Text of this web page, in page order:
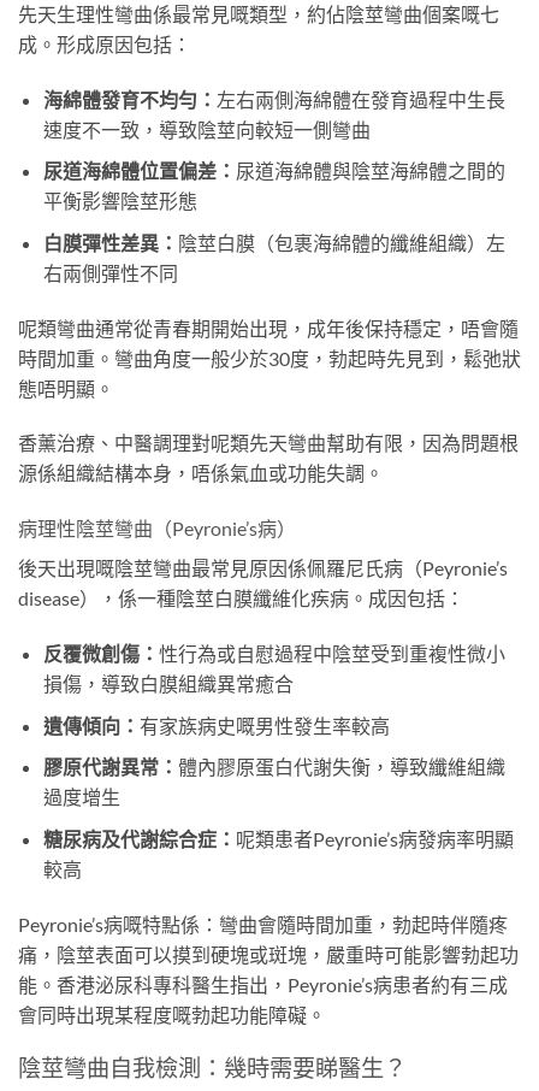
先天生理性彎曲係最常見嘅類型，約佔陰莖彎曲個案嘅七
成。形成原因包括：
海綿體發育不均勻： 左右兩側海綿體在發育過程中生長
速度不一致，導致陰莖向較短一側彎曲
尿道海綿體位置偏差： 尿道海綿體與陰莖海綿體之間的
平衡影響陰莖形態
白膜彈性差異： 陰莖白膜（包裹海綿體的纖維組織）左
右兩側彈性不同
呢類彎曲通常從青春期開始出現，成年後保持穩定，唔會隨
時間加重。彎曲角度一般少於30度，勃起時先見到，鬆弛狀
態唔明顯。
香薰治療、中醫調理對呢類先天彎曲幫助有限，因為問題根
源係組織結構本身，唔係氣血或功能失調。
病理性陰莖彎曲（Peyronie’s病）
後天出現嘅陰莖彎曲最常見原因係佩羅尼氏病（Peyronie’s
disease），係一種陰莖白膜纖維化疾病。成因包括：
反覆微創傷： 性行為或自慰過程中陰莖受到重複性微小
損傷，導致白膜組織異常癒合
遺傳傾向： 有家族病史嘅男性發生率較高
膠原代謝異常： 體內膠原蛋白代謝失衡，導致纖維組織
過度增生
糖尿病及代謝綜合症： 呢類患者Peyronie’s病發病率明顯
較高
Peyronie’s病嘅特點係：彎曲會隨時間加重，勃起時伴隨疼
痛，陰莖表面可以摸到硬塊或斑塊，嚴重時可能影響勃起功
能。香港泌尿科專科醫生指出，Peyronie’s病患者約有三成
會同時出現某程度嘅勃起功能障礙。
陰莖彎曲自我檢測：幾時需要睇醫生？